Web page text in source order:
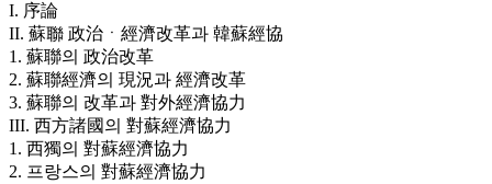
I. 序論
II. 蘇聯 政治ㆍ經濟改革과 韓蘇經協
1. 蘇聯의 政治改革
2. 蘇聯經濟의 現況과 經濟改革
3. 蘇聯의 改革과 對外經濟協力
III. 西方諸國의 對蘇經濟協力
1. 西獨의 對蘇經濟協力
2. 프랑스의 對蘇經濟協力